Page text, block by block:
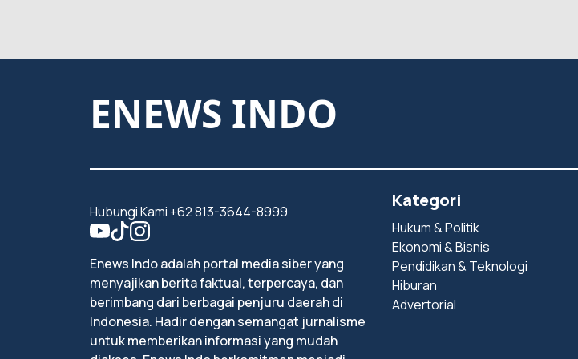
ENEWS INDO
Hubungi Kami +62 813-3644-8999
Enews Indo adalah portal media siber yang
menyajikan berita faktual, terpercaya, dan
berimbang dari berbagai penjuru daerah di
Indonesia. Hadir dengan semangat jurnalisme
untuk memberikan informasi yang mudah
Kategori
Hukum & Politik
Ekonomi & Bisnis
Pendidikan & Teknologi
Hiburan
Advertorial